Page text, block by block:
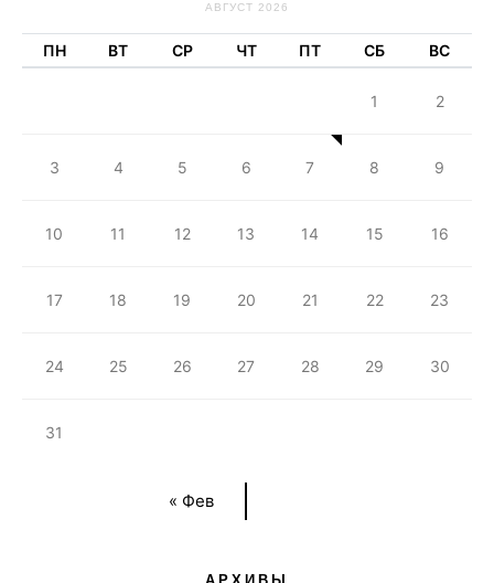
АВГУСТ 2026
ПН ВТ СР ЧТ ПТ СБ ВС
« Фев
1 2
3 4 5 6 7 8 9
10 11 12 13 14 15 16
17 18 19 20 21 22 23
24 25 26 27 28 29 30
31